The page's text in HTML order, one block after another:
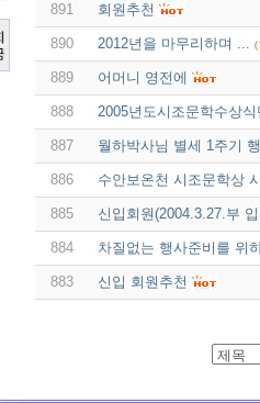
891 회원추천
890 2012년을 마무리하며 ...
889 어머니 영전에
888 2005년도시조문학수상
887 월하박사님 별세 1주기
886 수안보온천 시조문학상
885 신입회원(2004.3.27.부
884 차질없는 행사준비를 위
883 신입 회원추천